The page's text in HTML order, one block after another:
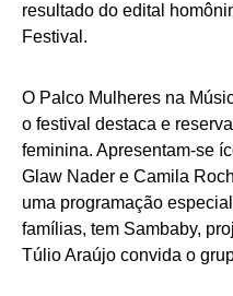
resultado do edital
Festival.
O Palco Mulheres na
o festival destaca e
feminina. Apresentam-se
Glaw Nader e Camila
uma programação
famílias, tem Sambaby,
Túlio Araújo convida o